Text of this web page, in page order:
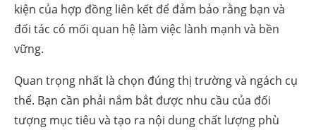
kiện của hợp đồng liên kết để đảm bảo rằng bạn và
đối tác có mối quan hệ làm việc lành mạnh và bền
vững.
Quan trọng nhất là chọn đúng thị trường và ngách cụ
thể. Bạn cần phải nắm bắt được nhu cầu của đối
tượng mục tiêu và tạo ra nội dung chất lượng phù